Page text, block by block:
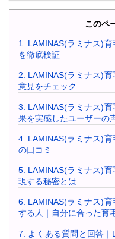
このペ
1.
LAMINAS(ラミナス)
を徹底検証
2. LAMINAS(ラミナス)
意見をチェック
3.
LAMINAS(ラミナス)
果を実感したユーザーの
4. LAMINAS(ラミナス)
の口コミ
5. LAMINAS(ラミナス)
現する秘密とは
6. LAMINAS(ラミナス)
する人｜自分に合った育
7.
よくある質問と回答